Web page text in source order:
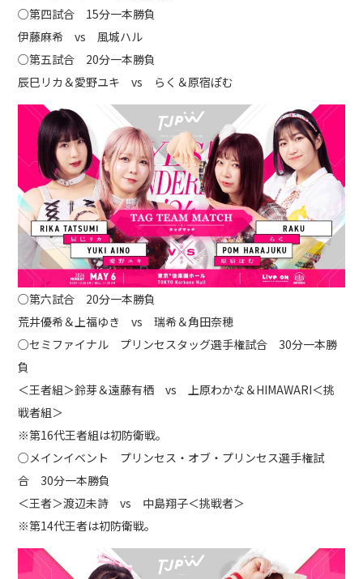
○第四試合 15分一本勝負
伊藤麻希 vs 風城ハル
○第五試合 20分一本勝負
辰巳リカ＆愛野ユキ vs らく＆原宿ぽむ
○第六試合 20分一本勝負
荒井優希＆上福ゆき vs 瑞希＆角田奈穂
○セミファイナル プリンセスタッグ選手権試合 30分一本勝
負
＜王者組＞鈴芽＆遠藤有栖 vs 上原わかな＆HIMAWARI＜挑
戦者組＞
※第16代王者組は初防衛戦。
○メインイベント プリンセス・オブ・プリンセス選手権試
合 30分一本勝負
＜王者＞渡辺未詩 vs 中島翔子＜挑戦者＞
※第14代王者は初防衛戦。